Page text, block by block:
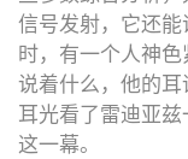
信号发射，它还
时，有一个人神
说着什么，他的
耳光看了雷迪亚
这一幕。